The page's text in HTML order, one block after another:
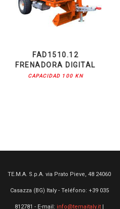
FAD1510.12
FRENADORA DIGITAL
CAPACIDAD 100 KN
TE.M.A. S.p.A. via Prato Pieve, 48 24060
Casazza (BG) Italy - Teléfono: +39 035
812781 - E-mail: info@temaitaly.it |